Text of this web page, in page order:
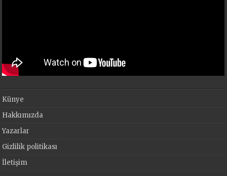
Künye
Hakkımızda
Yazarlar
Gizlilik politikası
İletişim